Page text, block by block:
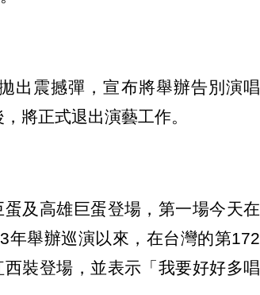
出震撼彈，宣布將舉辦告別演唱
將正式退出演藝工作。
及高雄巨蛋登場，第一場今天在
年舉辦巡演以來，在台灣的第172
裝登場，並表示「我要好好多唱